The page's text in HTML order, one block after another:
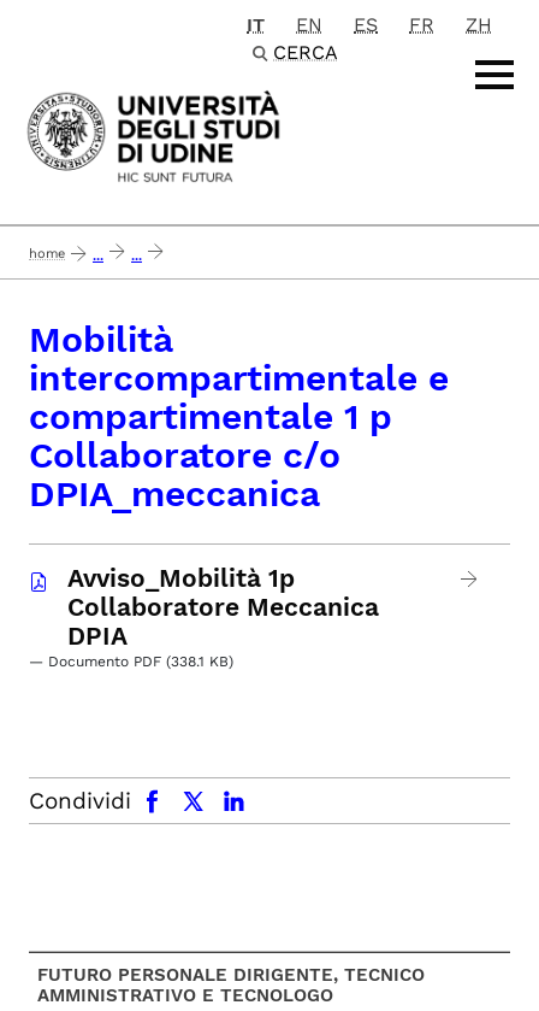
Passa al contenuto principale
IT EN ES FR
ZH
CERCA
home ... ...
Mobilità
intercompartimentale e
compartimentale 1 p
Collaboratore c/o
DPIA_meccanica
Avviso_Mobilità 1p
Collaboratore Meccanica
DPIA
— Documento PDF (338.1 KB)
Condividi
facebook x.com linkedin
FUTURO PERSONALE DIRIGENTE, TECNICO
AMMINISTRATIVO E TECNOLOGO